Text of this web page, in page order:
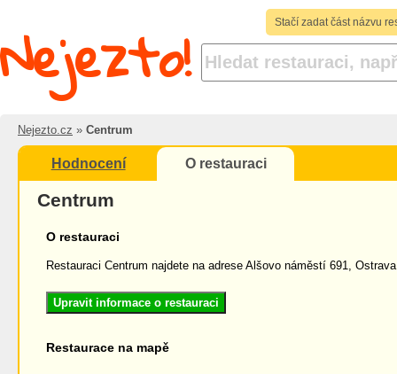
Stačí zadat část názvu
Nejezto!
Nejezto.cz » Centrum
Hodnocení O restauraci
Centrum
O restauraci
Restauraci Centrum najdete na adrese Alšovo náměstí 691,
Upravit informace o restauraci
Restaurace na mapě